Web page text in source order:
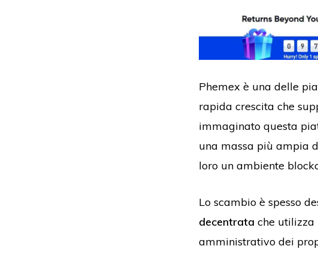
Phemex è una delle
rapida crescita che
immaginato questa
una massa più ampia
loro un ambiente
Lo scambio è spesso
decentrata che
amministrativo dei